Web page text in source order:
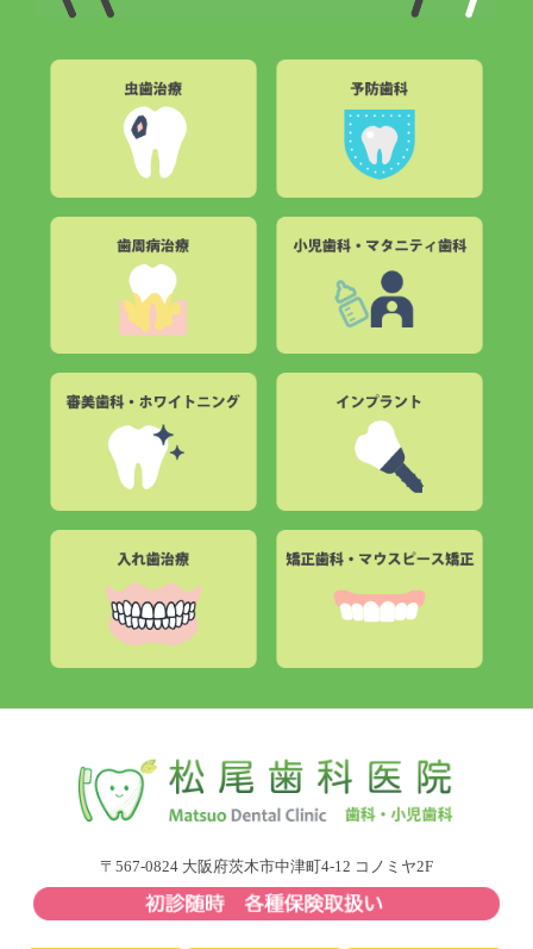
〒567-0824 大阪府茨木市中津町4-12 コノミヤ2F